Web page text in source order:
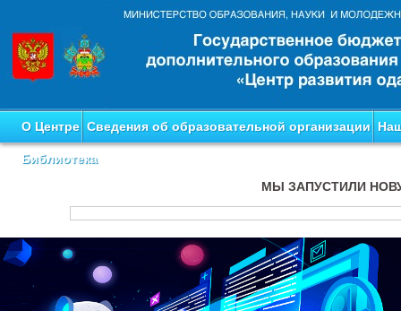
О Центре Сведения об образовательной организации
Библиотека
МЫ ЗАПУСТИЛИ